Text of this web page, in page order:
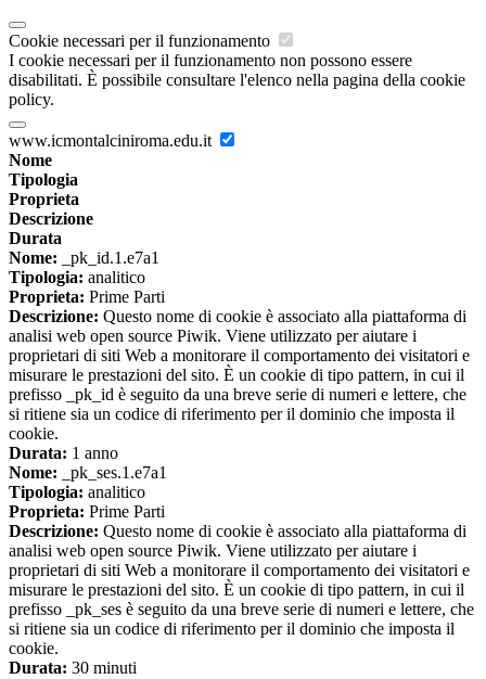
Cookie necessari per il funzionamento
I cookie necessari per il funzionamento non possono essere
disabilitati. È possibile consultare l'elenco nella pagina della cookie
policy.
www.icmontalciniroma.edu.it
Nome
Tipologia
Proprieta
Descrizione
Durata
Nome: _pk_id.1.e7a1
Tipologia: analitico
Proprieta: Prime Parti
Descrizione: Questo nome di cookie è associato alla piattaforma di
analisi web open source Piwik. Viene utilizzato per aiutare i
proprietari di siti Web a monitorare il comportamento dei visitatori e
misurare le prestazioni del sito. È un cookie di tipo pattern, in cui il
prefisso _pk_id è seguito da una breve serie di numeri e lettere, che
si ritiene sia un codice di riferimento per il dominio che imposta il
cookie.
Durata: 1 anno
Nome: _pk_ses.1.e7a1
Tipologia: analitico
Proprieta: Prime Parti
Descrizione: Questo nome di cookie è associato alla piattaforma di
analisi web open source Piwik. Viene utilizzato per aiutare i
proprietari di siti Web a monitorare il comportamento dei visitatori e
misurare le prestazioni del sito. È un cookie di tipo pattern, in cui il
prefisso _pk_ses è seguito da una breve serie di numeri e lettere, che
si ritiene sia un codice di riferimento per il dominio che imposta il
cookie.
Durata: 30 minuti